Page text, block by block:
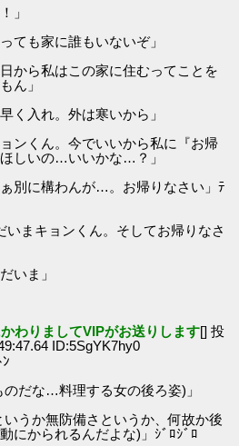
」
ても家に誰もいないぞ」
から私はこの家に住むってことを
ん」
く入れ。外は寒いから」
ンくん。今でいいから私に『お帰
しいの…いいかな…？」
別に構わんが…。お帰りなさい」ﾃ
いまキョンくん。そしてお帰りなさ
いま」
わりましてVIPがお送りします[] 投
ID:5SgYK7hy0
だな…料理する女の後ろ姿)」
うか無防備さというか、何故か後
にかられるんだよな)」ｼﾞﾛｼﾞﾛ